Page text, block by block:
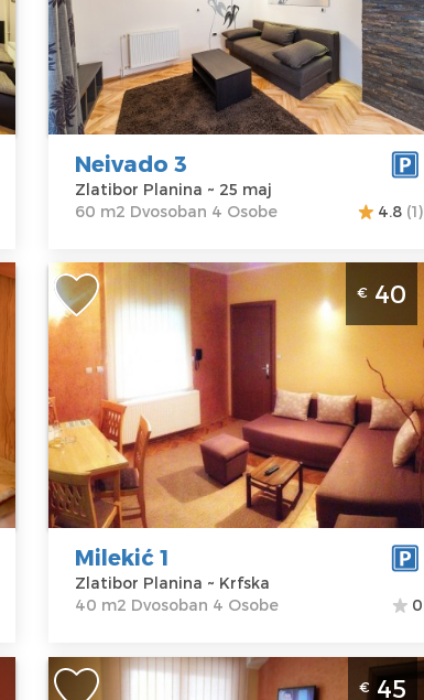
Zlatibor
Planina
Adresa:25 maj
Cena30 €
Kvadratura :
60
m2
Struktura :
Dvosoban
Neivado 3
Zlatibor Planina ~ 25 maj
60 m2 Dvosoban 4 Osobe
4.8 (1)
Dvosoban Apartman Milekić 1 Zlatibor
Planina Jezero
Zlatibor
Lokacija:
Zlatibor
Planina
Adresa:Krfska
Cena40 €
Gosti:
Kvadratura :40
m2
Struktura :
Dvosoban
€ 40
Milekić 1
Zlatibor Planina ~ Krfska
40 m2 Dvosoban 4 Osobe
0
Trosoban Apartman Milekić 8 Zlatibor
€ 45